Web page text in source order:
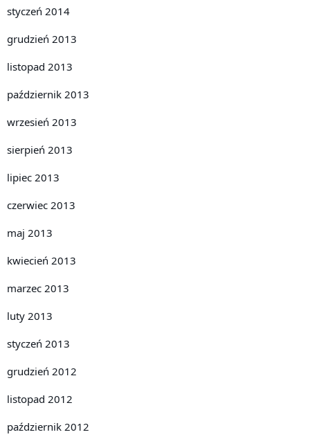
styczeń 2014
grudzień 2013
listopad 2013
październik 2013
wrzesień 2013
sierpień 2013
lipiec 2013
czerwiec 2013
maj 2013
kwiecień 2013
marzec 2013
luty 2013
styczeń 2013
grudzień 2012
listopad 2012
październik 2012